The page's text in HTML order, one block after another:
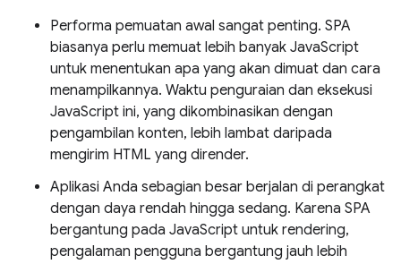
Performa pemuatan awal sangat penting. SPA
biasanya perlu memuat lebih banyak JavaScript
untuk menentukan apa yang akan dimuat dan cara
menampilkannya. Waktu penguraian dan eksekusi
JavaScript ini, yang dikombinasikan dengan
pengambilan konten, lebih lambat daripada
mengirim HTML yang dirender.
Aplikasi Anda sebagian besar berjalan di perangkat
dengan daya rendah hingga sedang. Karena SPA
bergantung pada JavaScript untuk rendering,
pengalaman pengguna bergantung jauh lebih